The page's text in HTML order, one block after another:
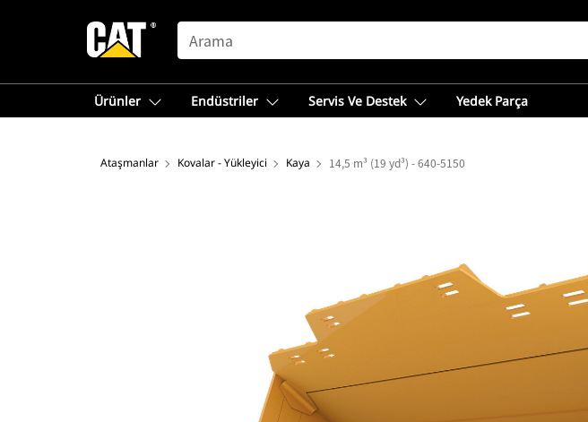
SEARCH
Ürünler Endüstriler Servis Ve Destek Yedek Parça
Ataşmanlar Kovalar - Yükleyici Kaya 14,5 m³ (19 yd³) - 640-5150